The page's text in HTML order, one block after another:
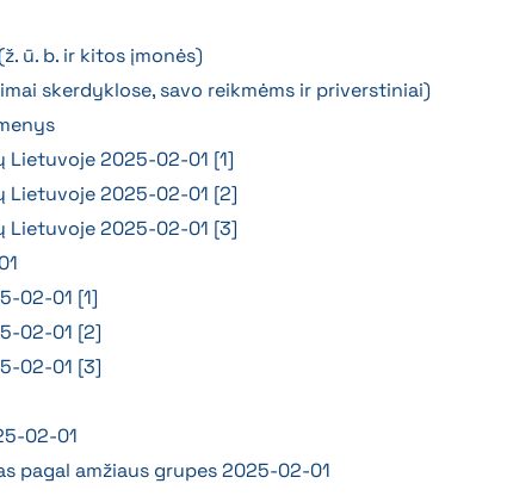
ū. b. ir kitos įmonės)
skerdyklose, savo reikmėms ir priverstiniai)
Lietuvoje 2025-02-01 [1]
Lietuvoje 2025-02-01 [2]
Lietuvoje 2025-02-01 [3]
02-01 [1]
02-01 [2]
02-01 [3]
02-01
pagal amžiaus grupes 2025-02-01